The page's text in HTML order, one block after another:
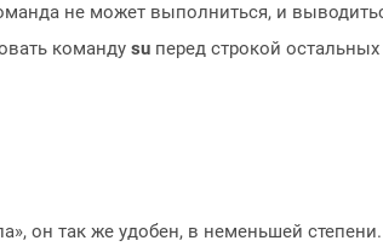
не может выполниться, и
команду su перед строкой остальных
он так же удобен, в неменьшей степени.